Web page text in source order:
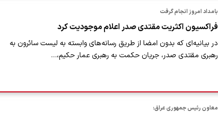
بامداد امروز انجام گرفت
فراکسیون اکثریت مقتدی صدر اعلام موجودیت کرد
در بیانیه‌ای که بدون امضا از طریق رسانه‌های وابسته به لیست سائرون به
رهبری مقتدی صدر، جریان حکمت به رهبری عمار حکیم‌،…
معاون رئیس جمهوری عراق: